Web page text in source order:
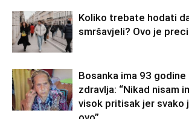
Koliko trebate hodati
smršavjeli? Ovo je
Bosanka ima 93 godine
zdravlja: “Nikad nisam
visok pritisak jer svako